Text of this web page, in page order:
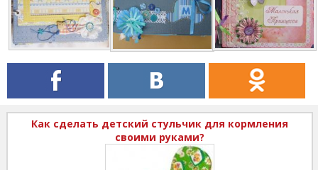
Как сделать детский стульчик для кормления
своими руками?